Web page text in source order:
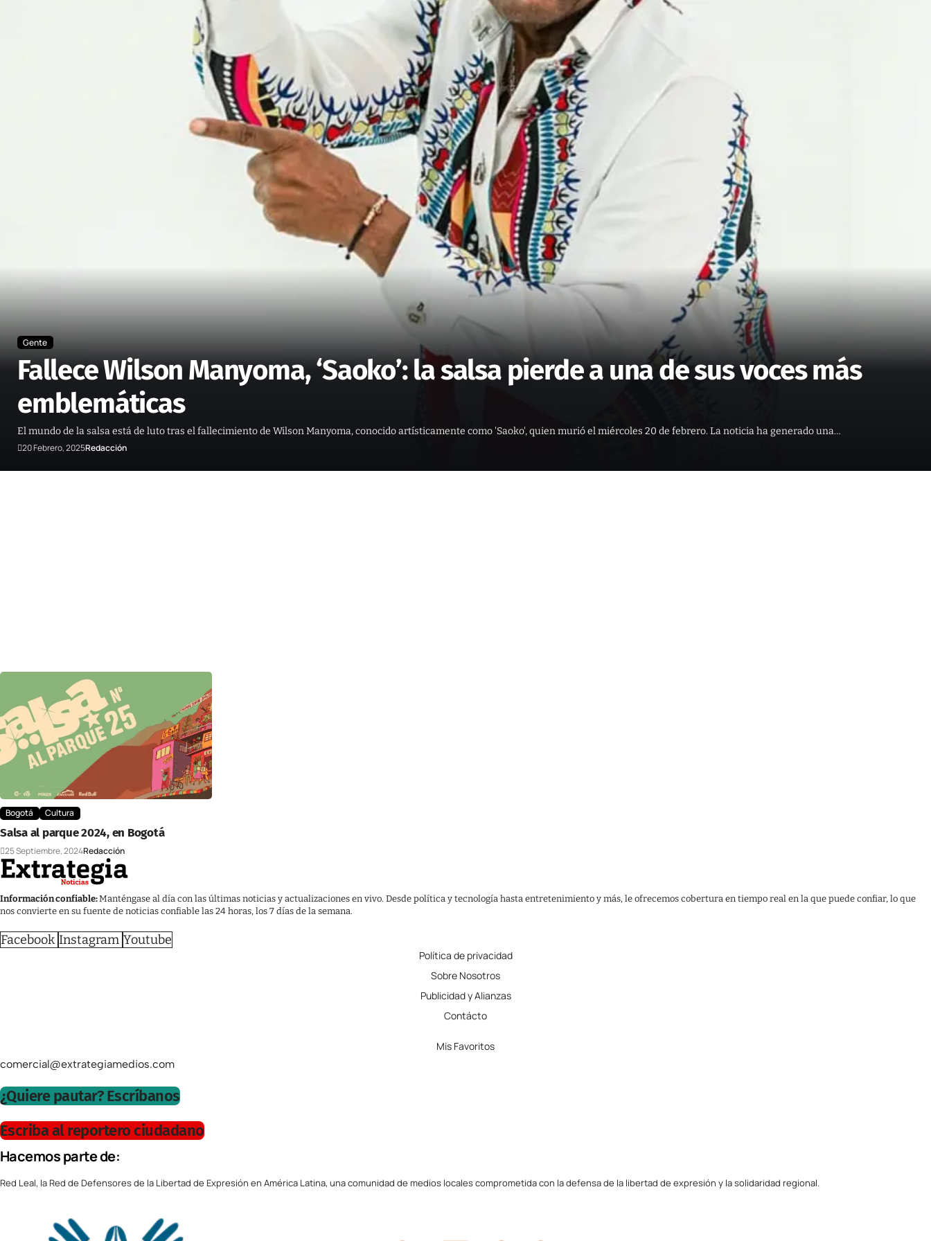
Gente
Fallece Wilson Manyoma, ‘Saoko’: la salsa pierde a una de sus voces más
emblemáticas
El mundo de la salsa está de luto tras el fallecimiento de Wilson Manyoma, conocido artísticamente como 'Saoko', quien murió el miércoles 20 de febrero. La noticia ha generado una…
20 Febrero, 2025Redacción
Bogotá Cultura
Salsa al parque 2024, en Bogotá
25 Septiembre, 2024Redacción
Información confiable:Manténgase al día con las últimas noticias y actualizaciones en vivo. Desde política y tecnología hasta entretenimiento y más, le ofrecemos cobertura en tiempo real en la que puede confiar, lo que
nos convierte en su fuente de noticias confiable las 24 horas, los 7 días de la semana.
Facebook Instagram Youtube
Política de privacidad
Sobre Nosotros
Publicidad y Alianzas
Contácto
Mis Favoritos
comercial@extrategiamedios.com
¿Quiere pautar? Escríbanos
Escriba al reportero ciudadano
Hacemos parte de:
Red Leal, la Red de Defensores de la Libertad de Expresión en América Latina, una comunidad de medios locales comprometida con la defensa de la libertad de expresión y la solidaridad regional.